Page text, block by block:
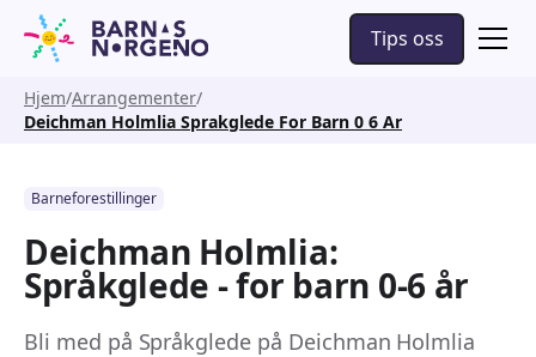
Tips oss
Hjem Arrangementer
Deichman Holmlia Sprakglede For Barn 0 6 Ar
Barneforestillinger
Deichman Holmlia:
Språkglede - for barn 0-6 år
Bli med på Språkglede på Deichman Holmlia